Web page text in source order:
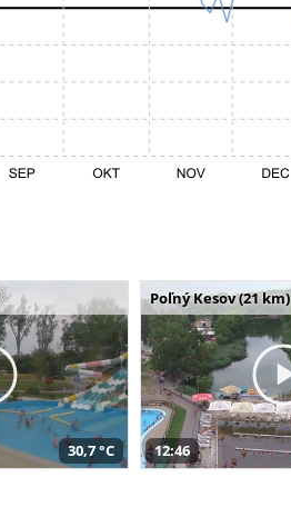
30,7 °C
Poľný Kesov (21 km)
12:46